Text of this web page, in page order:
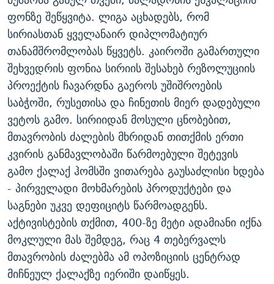
ფონზე შეწყვიტა. ლიგა აცხადებს, რომ
სირიასთან ყველანაირ დიპლომატიურ
თანამშრომლობას წყვეტს. კაიროში გამართული
შეხვედრის ფონია სირიის შესახებ რეზოლუციის
პროექტის ჩავარდნა გაეროს უშიშროების
საბჭოში, რუსეთისა და ჩინეთის მიერ დადებული
ვეტოს გამო. სირიიდან მოსული ცნობებით,
მთავრობის ძალების მხრიდან თითქმის ერთი
კვირის განმავლობაში წარმოებული შეტევის
გამო ქალაქ ჰომსში ვითარება გაუსაძლისი ხდება
- პირველადი მოხმარების პროდუქტები და
საგნები უკვე დეფიციტს წარმოადგენს.
აქტივისტების თქმით, 400-ზე მეტი ადამიანი იქნა
მოკლული მას შემდეგ, რაც 4 თებერვალს
მთავრობის ძალებმა ამ ოპოზიციის ცენტრად
მიჩნეულ ქალაქზე იერიში დაიწყეს.